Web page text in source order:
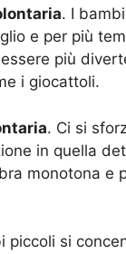
. I
e per più
più
i giocattoli.
. Ci si
in quella
monotona e
piccoli si